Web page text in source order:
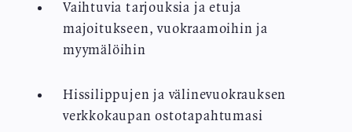
Vaihtuvia tarjouksia ja etuja
majoitukseen, vuokraamoihin ja
myymälöihin
Hissilippujen ja välinevuokrauksen
verkkokaupan ostotapahtumasi